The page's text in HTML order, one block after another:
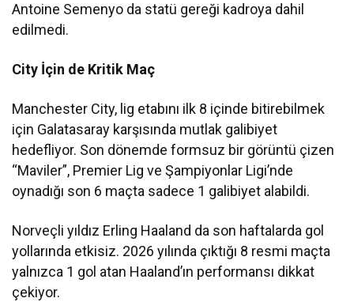
Antoine Semenyo da statü gereği kadroya dahil
edilmedi.
City İçin de Kritik Maç
Manchester City, lig etabını ilk 8 içinde bitirebilmek
için Galatasaray karşısında mutlak galibiyet
hedefliyor. Son dönemde formsuz bir görüntü çizen
“Maviler”, Premier Lig ve Şampiyonlar Ligi’nde
oynadığı son 6 maçta sadece 1 galibiyet alabildi.
Norveçli yıldız Erling Haaland da son haftalarda gol
yollarında etkisiz. 2026 yılında çıktığı 8 resmi maçta
yalnızca 1 gol atan Haaland’ın performansı dikkat
çekiyor.